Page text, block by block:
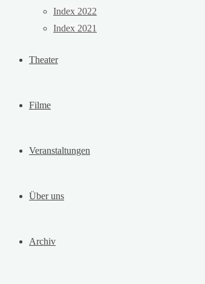
Index 2022
Index 2021
Theater
Filme
Veranstaltungen
Über uns
Archiv